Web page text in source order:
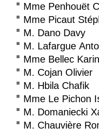
Mme Penhouët
Mme Picaut
M. Dano Davy
M. Lafargue
Mme Bellec
M. Cojan Olivier
M. Hbila Chafik
Mme Le Pichon
M. Domaniecki
M. Chauvière